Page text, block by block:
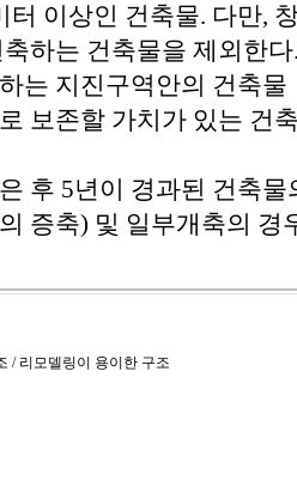
이상인 건축물. 다만,
하는 건축물을 제외한
는 지진구역안의 건축물
보존할 가치가 있는 건
후 5년이 경과된 건축
증축) 및 일부개축의 경
/ 리모델링이 용이한 구조